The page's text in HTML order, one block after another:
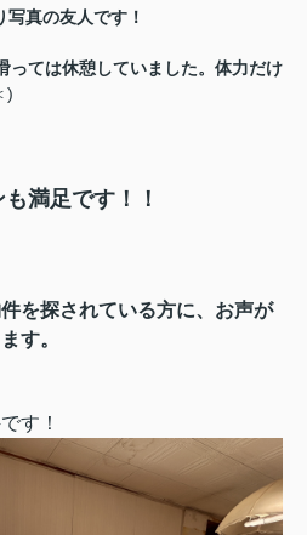
真の友人です！
ては休憩していました。 体力だけ
)
満足です！！
を探されている方に、お声が
す。
す！